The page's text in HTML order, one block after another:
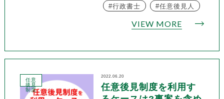
行政書士
任意後見人
VIEW MORE
任意
後見
制度
2022.06.20
任意後見制度を利用す